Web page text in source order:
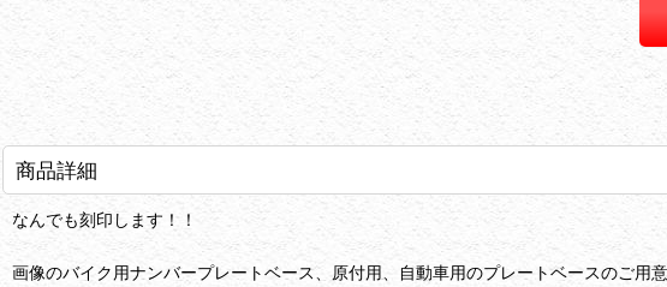
商品詳細
なんでも刻印します！！
画像のバイク用ナンバープレートベース、原付用、自動車用のプレートベースのご用意